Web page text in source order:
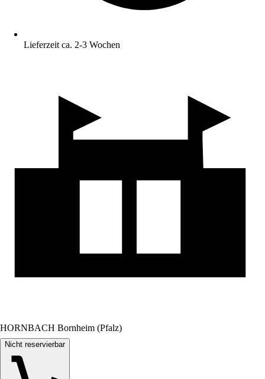
Lieferzeit ca. 2-3 Wochen
HORNBACH Bornheim (Pfalz)
Nicht reservierbar